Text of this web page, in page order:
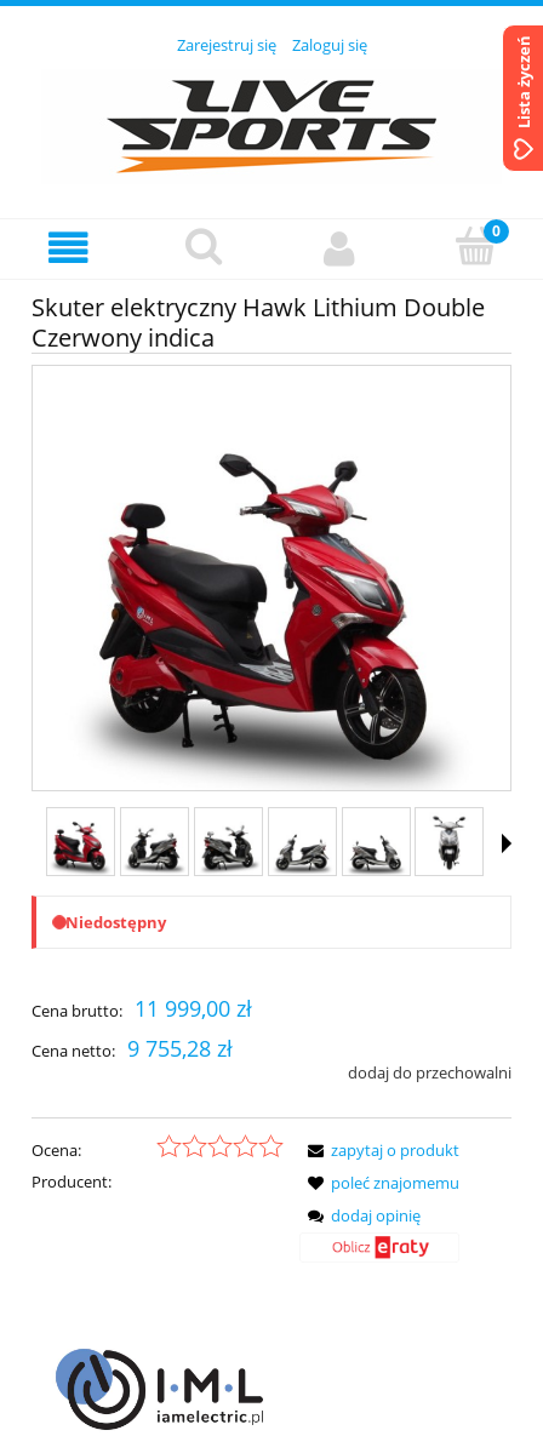
Zarejestruj się Zaloguj się
Skuter elektryczny Hawk Lithium Double
Czerwony indica
Niedostępny
Cena brutto: 11 999,00 zł
Cena netto: 9 755,28 zł
dodaj do przechowalni
Ocena:
Producent:
zapytaj o produkt
poleć znajomemu
dodaj opinię
Lista życzeń